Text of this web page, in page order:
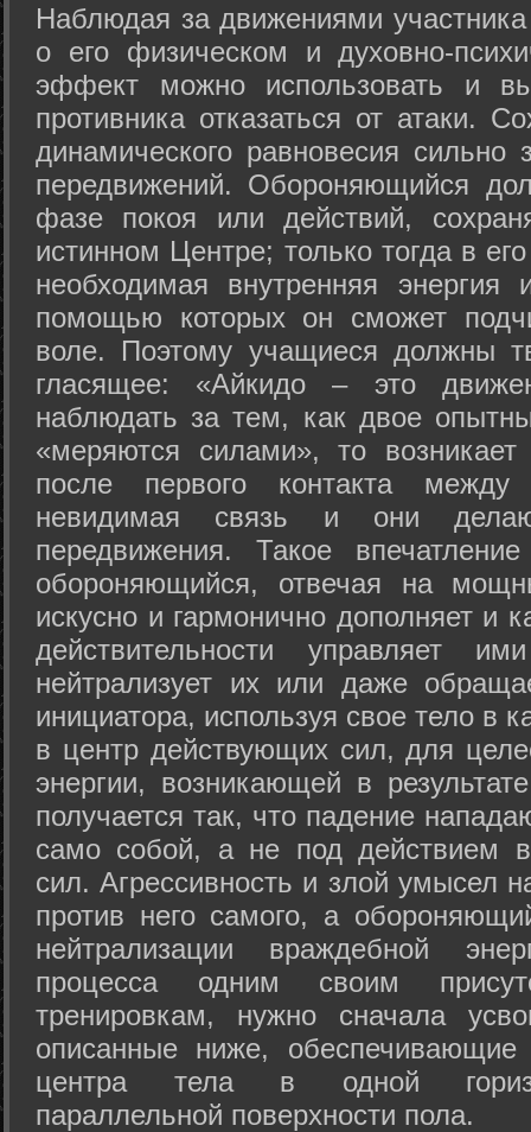
Hаблюдая за движениями
о его физическом и духовно-
эффект можно использовать и
противника отказаться от атаки.
динамического равновесия сильно
передвижений. Обороняющийся
фазе покоя или действий,
истинном Центре; только тогда в
необходимая внутренняя
помощью которых он сможет
воле. Поэтому учащиеся должны
гласящее: «Айкидо – это
наблюдать за тем, как двое
«меряются силами», то возникает
после первого контакта
невидимая связь и они
передвижения. Такое
обороняющийся, отвечая на
искусно и гармонично дополняет и
действительности управляет
нейтрализует их или даже
инициатора, используя свое тело в
в центр действующих сил, для
энергии, возникающей в
получается так, что падение
само собой, а не под действием
сил. Агрессивность и злой умысел
против него самого, а
нейтрализации враждебной
процесса одним своим
тренировкам, нужно сначала
описанные ниже, обеспечивающие
центра тела в одной
параллельной поверхности пола.